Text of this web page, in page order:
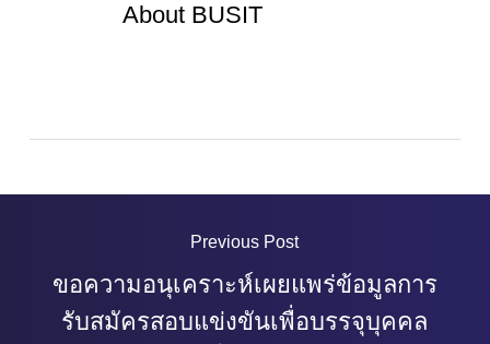
AboutBUSIT
Previous Post
ขอความอนุเคราะห์เผยแพร่ข้อมูลการ
รับสมัครสอบแข่งขันเพื่อบรรจุบุคคล